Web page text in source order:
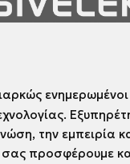
την εμπειρία
προσφέρουμε